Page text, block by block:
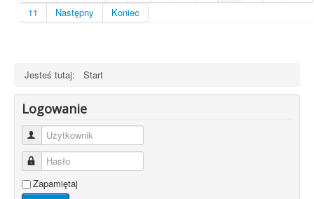
11
Następny Koniec
Jesteś tutaj: Start
Logowanie
Użytkownik
Hasło
Zapamiętaj